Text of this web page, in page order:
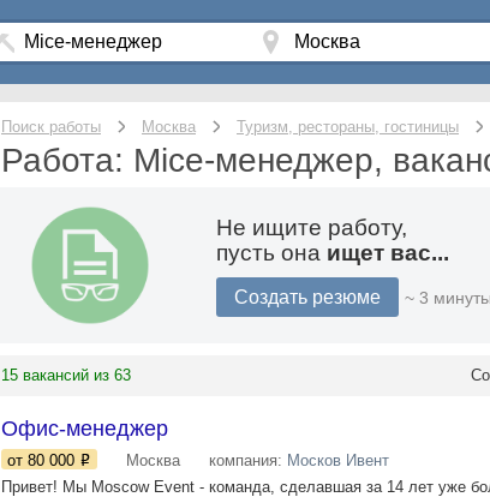
Поиск работы Москва Туризм, рестораны, гостиницы
Работа: Mice-менеджер,
Не ищите работу,
пусть она ищет вас...
Создать резюме ~ 3 минуты
15 вакансий из 63
Офис-менеджер
от 80 000 Москва компания: Москов Ивент
Привет! Мы Mosсow Event - команда, сделавшая за 14 лет уже